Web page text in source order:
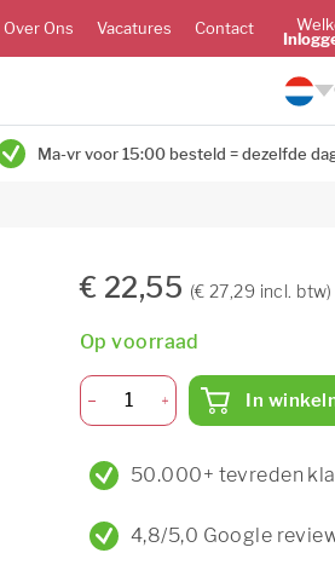
Over Ons Vacatures Contact
Ma-vr voor 15:00 besteld = dezelfde
€ 22,55 (€ 27,29 incl. btw)
Op voorraad
In
50.000+ tevreden
4,8/5,0 Google